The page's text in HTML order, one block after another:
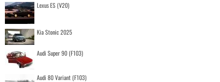
Lexus ES (V20)
Kia Stonic 2025
Audi Super 90 (F103)
Audi 80 Variant (F103)